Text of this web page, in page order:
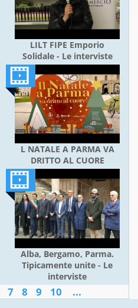
LILT FIPE Emporio
Solidale - Le interviste
L NATALE A PARMA VA
DRITTO AL CUORE
Alba, Bergamo, Parma.
Tipicamente unite - Le
interviste
7 8 9 10 ...